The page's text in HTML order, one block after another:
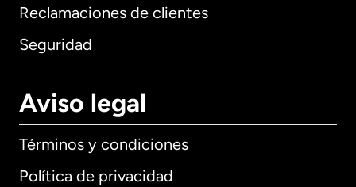
Reclamaciones de clientes
Seguridad
Aviso legal
Términos y condiciones
Política de privacidad